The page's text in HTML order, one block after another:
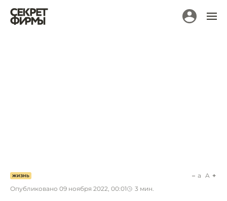
ЖИЗНЬ
Опубликовано 09 ноября 2022, 00:01 3 мин.
a A